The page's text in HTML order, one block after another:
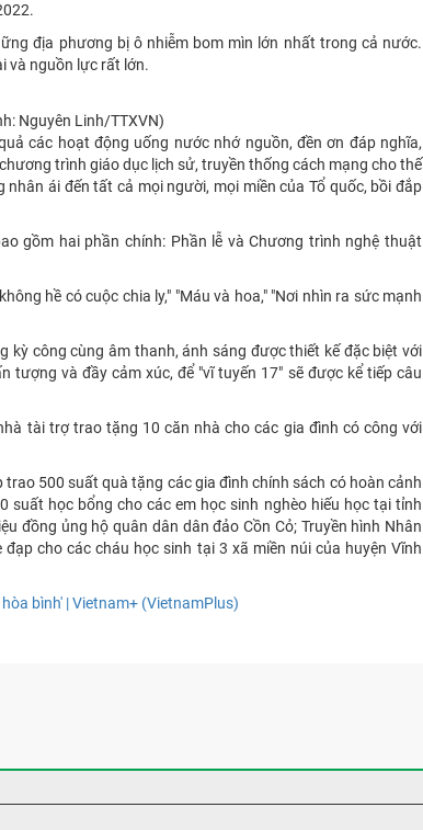
địa phương bị ô nhiễm bom mìn lớn nhất trong cả nước.
và nguồn lực rất lớn.
Nguyên Linh/TTXVN)
các hoạt động uống nước nhớ nguồn, đền ơn đáp nghĩa,
trình giáo dục lịch sử, truyền thống cách mạng cho thế
ái đến tất cả mọi người, mọi miền của Tổ quốc, bồi đắp
gồm hai phần chính: Phần lễ và Chương trình nghệ thuật
hề có cuộc chia ly," "Máu và hoa," "Nơi nhìn ra sức mạnh
công cùng âm thanh, ánh sáng được thiết kế đặc biệt với
và đầy cảm xúc, để "vĩ tuyến 17" sẽ được kể tiếp câu
tài trợ trao tặng 10 căn nhà cho các gia đình có công với
500 suất quà tặng các gia đình chính sách có hoàn cảnh
học bổng cho các em học sinh nghèo hiếu học tại tỉnh
đồng ủng hộ quân dân dân đảo Cồn Cỏ; Truyền hình Nhân
cho các cháu học sinh tại 3 xã miền núi của huyện Vĩnh
bình' | Vietnam+ (VietnamPlus)